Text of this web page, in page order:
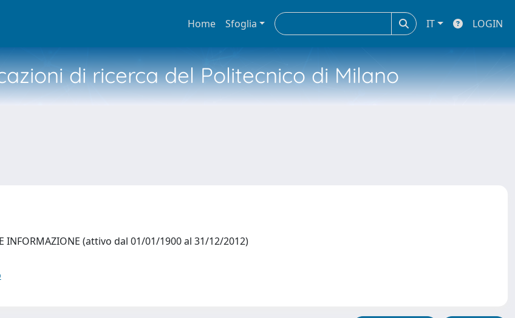
Home Sfoglia IT LOGIN
di ricerca del Politecnico di Milano
INFORMAZIONE (attivo dal 01/01/1900 al 31/12/2012)